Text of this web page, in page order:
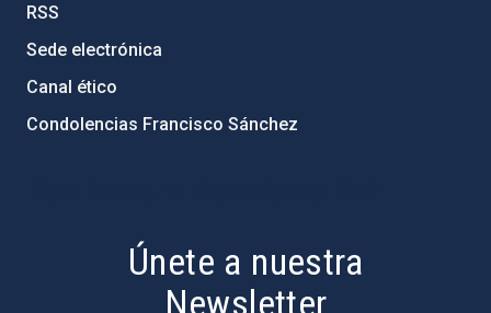
RSS
Sede electrónica
Canal ético
Condolencias Francisco Sánchez
Únete a nuestra
Newsletter